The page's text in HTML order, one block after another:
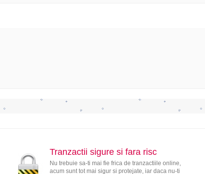
Tranzactii sigure si fara risc
Nu trebuie sa-ti mai fie frica de tranzactiile online,
acum sunt tot mai sigur si protejate, iar daca nu-ti